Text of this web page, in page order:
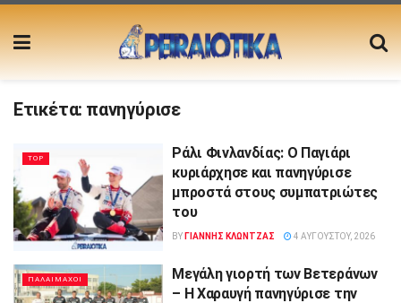
Ετικέτα: πανηγύρισε
TOP
Ράλι Φινλανδίας: Ο Παγιάρι
κυριάρχησε και πανηγύρισε
μπροστά στους συμπατριώτες
του
BY ΓΙΆΝΝΗΣ ΚΛΏΝΤΖΑΣ 4 ΑΥΓΟΎΣΤΟΥ, 2026
ΠΑΛΑΙΜΑΧΟΙ
Μεγάλη γιορτή των Βετεράνων
– Η Χαραυγή πανηγύρισε την